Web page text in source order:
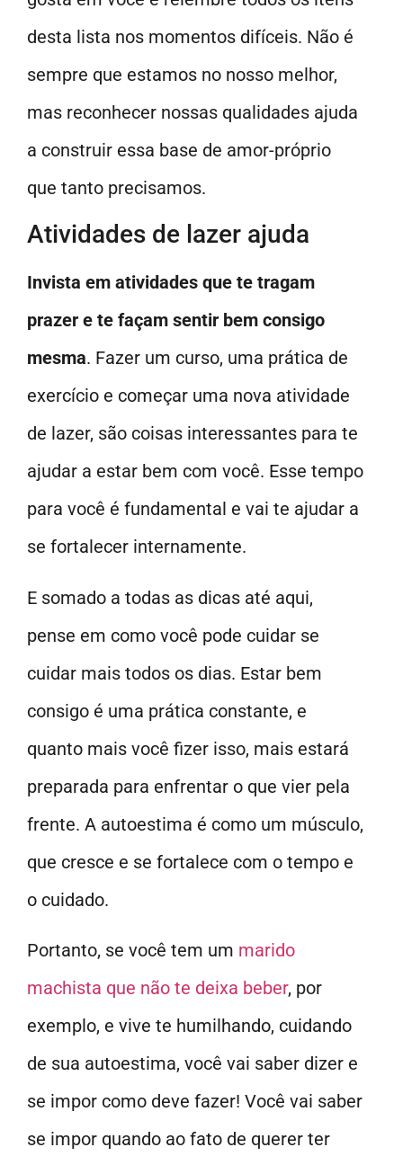
desta lista nos momentos difíceis. Não é
sempre que estamos no nosso melhor,
mas reconhecer nossas qualidades ajuda
a construir essa base de amor-próprio
que tanto precisamos.
Atividades de lazer ajuda
Invista em atividades que te tragam
prazer e te façam sentir bem consigo
mesma. Fazer um curso, uma prática de
exercício e começar uma nova atividade
de lazer, são coisas interessantes para te
ajudar a estar bem com você. Esse tempo
para você é fundamental e vai te ajudar a
se fortalecer internamente.
E somado a todas as dicas até aqui,
pense em como você pode cuidar se
cuidar mais todos os dias. Estar bem
consigo é uma prática constante, e
quanto mais você fizer isso, mais estará
preparada para enfrentar o que vier pela
frente. A autoestima é como um músculo,
que cresce e se fortalece com o tempo e
o cuidado.
Portanto, se você tem um marido
machista que não te deixa beber, por
exemplo, e vive te humilhando, cuidando
de sua autoestima, você vai saber dizer e
se impor como deve fazer! Você vai saber
se impor quando ao fato de querer ter